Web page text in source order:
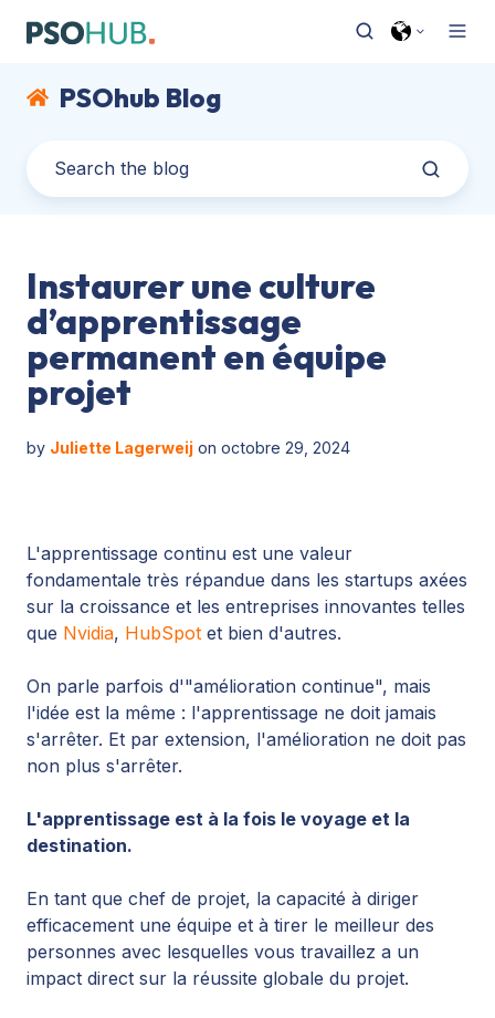
PSOhub Blog
Instaurer une culture
d’apprentissage
permanent en équipe
projet
by Juliette Lagerweij on octobre 29, 2024
L'apprentissage continu est une valeur
fondamentale très répandue dans les startups axées
sur la croissance et les entreprises innovantes telles
que Nvidia, HubSpot et bien d'autres.
On parle parfois d'"amélioration continue", mais
l'idée est la même : l'apprentissage ne doit jamais
s'arrêter. Et par extension, l'amélioration ne doit pas
non plus s'arrêter.
L'apprentissage est à la fois le voyage et la
destination.
En tant que chef de projet, la capacité à diriger
efficacement une équipe et à tirer le meilleur des
personnes avec lesquelles vous travaillez a un
impact direct sur la réussite globale du projet.